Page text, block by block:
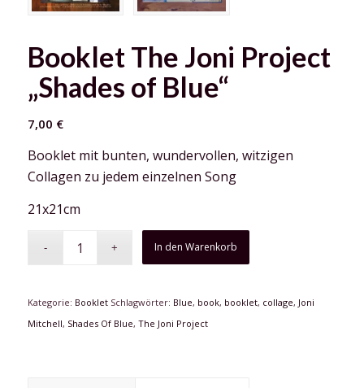
Booklet The Joni Project
„Shades of Blue“
7,00 €
Booklet mit bunten, wundervollen, witzigen
Collagen zu jedem einzelnen Song
21x21cm
In den Warenkorb
Kategorie: Booklet Schlagwörter: Blue, book, booklet, collage, Joni
Mitchell, Shades Of Blue, The Joni Project